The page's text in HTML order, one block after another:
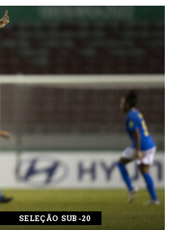
SELEÇÃO SUB-20